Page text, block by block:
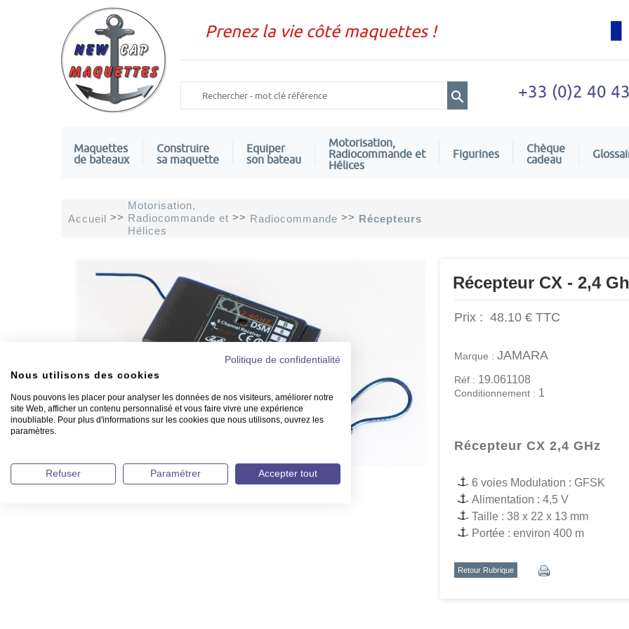
Prenez la vie côté maquettes !
+33 (0)2 40
Maquettes
de bateaux
Construire
sa maquette
Equiper
son bateau
Motorisation,
Radiocommande et
Hélices
Figurines
Chèque
cadeau
Accueil >>
Motorisation,
Radiocommande et
Hélices
>> Radiocommande >> Récepteurs
Récepteur CX - 2,4
Prix : 48.10 € TTC
Marque : JAMARA
Réf : 19.061108
Conditionnement : 1
Récepteur CX 2,4 GHz
6 voies Modulation : GFSK
Alimentation : 4,5 V
Taille : 38 x 22 x 13 mm
Portée : environ 400 m
Retour Rubrique
Politique de confidentialité
Nous utilisons des cookies
Nous pouvons les placer pour analyser les données de nos visiteurs, améliorer notre
site Web, afficher un contenu personnalisé et vous faire vivre une expérience
inoubliable. Pour plus d'informations sur les cookies que nous utilisons, ouvrez les
paramètres.
Refuser Paramétrer Accepter tout